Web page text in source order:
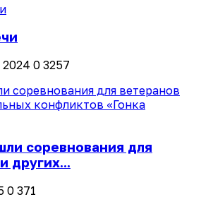
0 3257
соревнования для
других...
0 371